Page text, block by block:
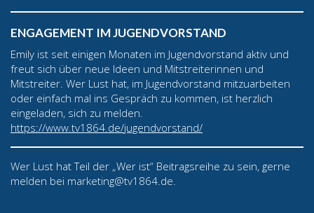
ENGAGEMENT IM JUGENDVORSTAND
Emily ist seit einigen Monaten im Jugendvorstand aktiv und
freut sich über neue Ideen und Mitstreiterinnen und
Mitstreiter. Wer Lust hat, im Jugendvorstand mitzuarbeiten
oder einfach mal ins Gespräch zu kommen, ist herzlich
eingeladen, sich zu melden.
https://www.tv1864.de/jugendvorstand/
Wer Lust hat Teil der „Wer ist“ Beitragsreihe zu sein, gerne
melden bei marketing@tv1864.de.